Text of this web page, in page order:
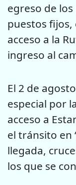
egreso de
puestos fijos,
acceso a la
ingreso al
El 2 de
especial por
acceso a
el tránsito en
llegada,
los que se